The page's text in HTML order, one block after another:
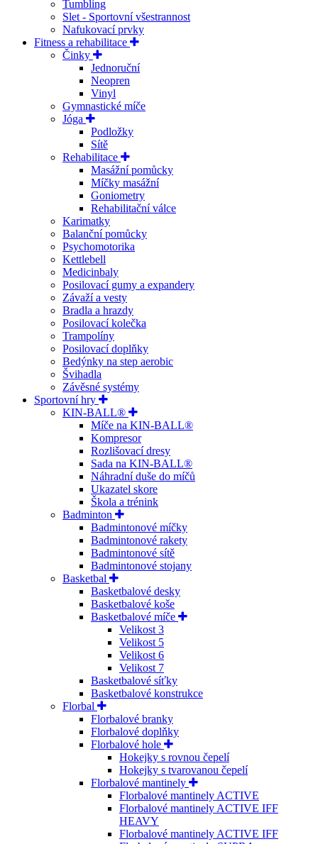
Tumbling
Slet - Sportovní všestrannost
Nafukovací prvky
Fitness a rehabilitace
Činky
Jednoruční
Neopren
Vinyl
Gymnastické míče
Jóga
Podložky
Sítě
Rehabilitace
Masážní pomůcky
Míčky masážní
Goniometry
Rehabilitační válce
Karimatky
Balanční pomůcky
Psychomotorika
Kettlebell
Medicinbaly
Posilovací gumy a expandery
Závaží a vesty
Bradla a hrazdy
Posilovací kolečka
Trampolíny
Posilovací doplňky
Bedýnky na step aerobic
Švihadla
Závěsné systémy
Sportovní hry
KIN-BALL®
Míče na KIN-BALL®
Kompresor
Rozlišovací dresy
Sada na KIN-BALL®
Náhradní duše do míčů
Ukazatel skore
Škola a trénink
Badminton
Badmintonové míčky
Badmintonové rakety
Badmintonové sítě
Badmintonové stojany
Basketbal
Basketbalové desky
Basketbalové koše
Basketbalové míče
Velikost 3
Velikost 5
Velikost 6
Velikost 7
Basketbalové síťky
Basketbalové konstrukce
Florbal
Florbalové branky
Florbalové doplňky
Florbalové hole
Hokejky s rovnou čepelí
Hokejky s tvarovanou čepelí
Florbalové mantinely
Florbalové mantinely ACTIVE
Florbalové mantinely ACTIVE IFF
HEAVY
Florbalové mantinely ACTIVE IFF